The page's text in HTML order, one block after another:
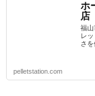
ホ
店
福山
レ
さを
pelletstation.com